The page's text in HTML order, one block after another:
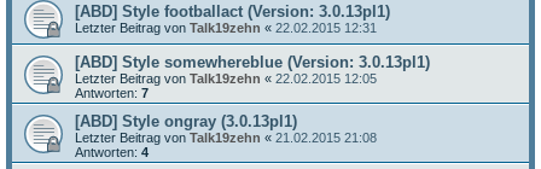
[ABD] Style footballact (Version: 3.0.13pl1)
Letzter Beitrag von Talk19zehn « 22.02.2015 12:31
[ABD] Style somewhereblue (Version: 3.0.13pl1)
Letzter Beitrag von Talk19zehn « 22.02.2015 12:05
Antworten: 7
[ABD] Style ongray (3.0.13pl1)
Letzter Beitrag von Talk19zehn « 21.02.2015 21:08
Antworten: 4